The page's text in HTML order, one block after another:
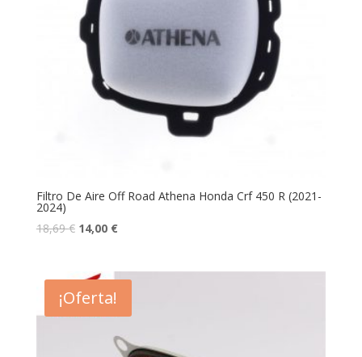
Filtro De Aire Off Road Athena Honda Crf 450 R (2021-
2024)
18,69€ 14,00 €
¡Oferta!